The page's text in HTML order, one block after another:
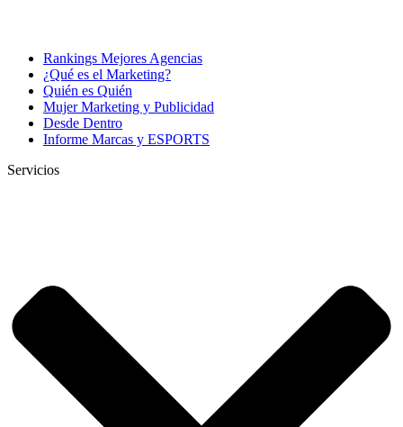
Rankings Mejores Agencias
¿Qué es el Marketing?
Quién es Quién
Mujer Marketing y Publicidad
Desde Dentro
Informe Marcas y ESPORTS
Servicios